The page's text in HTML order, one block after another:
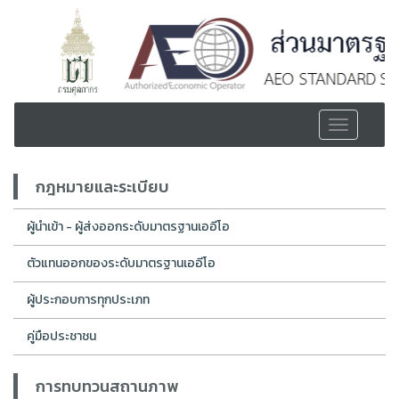
Toggle
navigation
กฎหมายและระเบียบ
ผู้นำเข้า - ผู้ส่งออกระดับมาตรฐานเออีโอ
ตัวแทนออกของระดับมาตรฐานเออีโอ
ผู้ประกอบการทุกประเภท
คู่มือประชาชน
การทบทวนสถานภาพ